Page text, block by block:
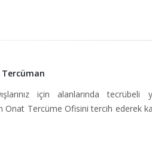
için alanlarında tecrübeli
Onat Tercüme Ofisini tercih ederek